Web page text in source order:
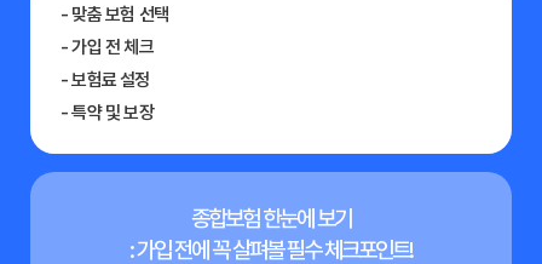
- 맞춤 보험 선택
- 가입 전 체크
- 보험료 설정
- 특약 및 보장
종합보험 한눈에 보기
: 가입 전에 꼭 살펴볼 필수 체크포인트!